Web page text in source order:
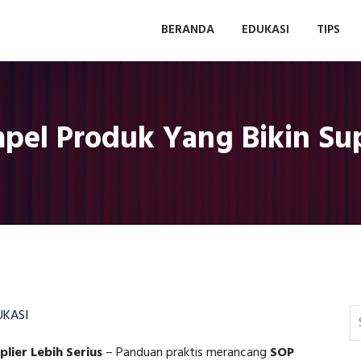
BERANDA EDUKASI TIPS
Produk Yang Bikin
Lebih Serius–Panduan praktis merancang SOP